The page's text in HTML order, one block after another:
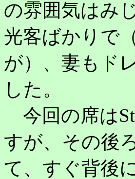
の雰囲気はみ
光客ばかりで
が）、妻もド
した。
今回の席は
すが、その後
て、すぐ背後